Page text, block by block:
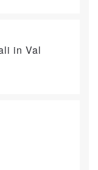
in Val